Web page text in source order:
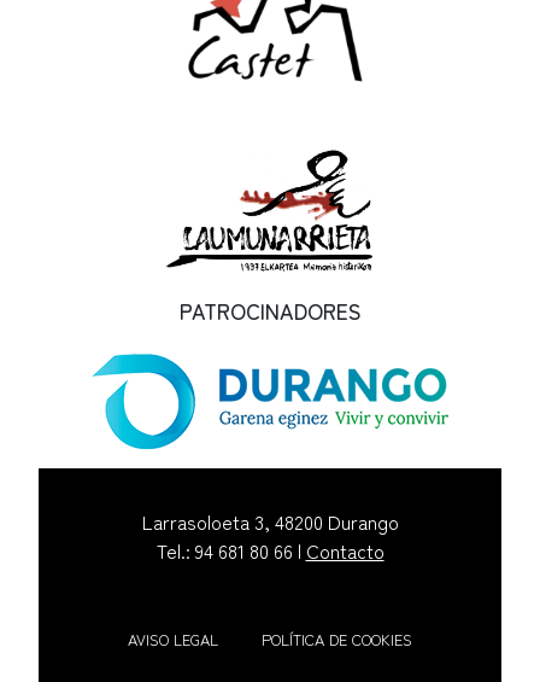
PATROCINADORES
Larrasoloeta 3, 48200 Durango
Tel.: 94 681 80 66 | Contacto
AVISO LEGAL POLÍTICA DE COOKIES